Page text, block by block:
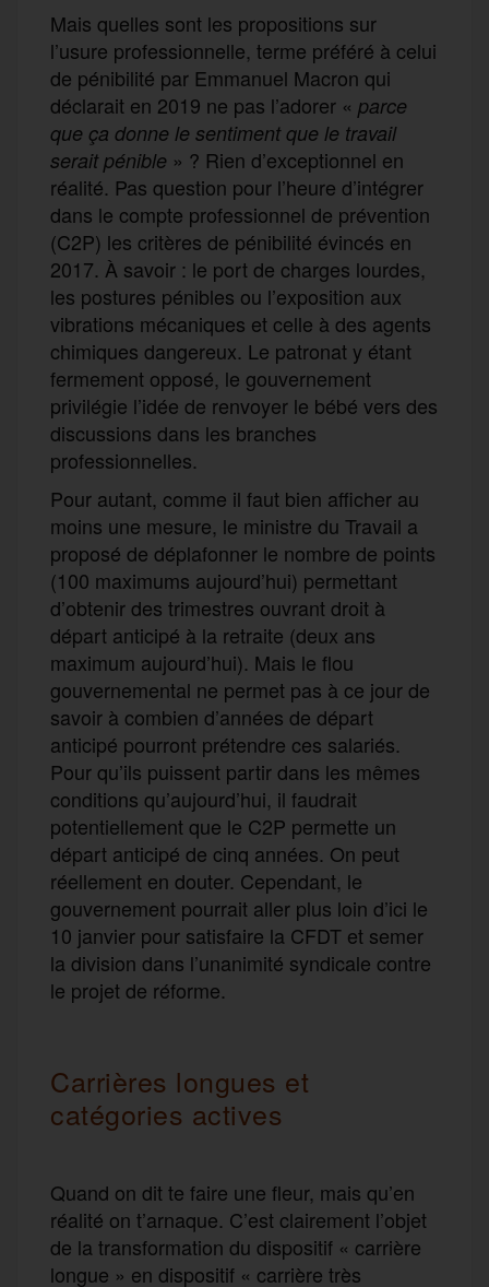
Mais quelles sont les propositions sur
l’usure professionnelle, terme préféré à celui
de pénibilité par Emmanuel Macron qui
déclarait en 2019 ne pas l’adorer « parce
que ça donne le sentiment que le travail
serait pénible » ? Rien d’exceptionnel en
réalité. Pas question pour l’heure d’intégrer
dans le compte professionnel de prévention
(C2P) les critères de pénibilité évincés en
2017. À savoir : le port de charges lourdes,
les postures pénibles ou l’exposition aux
vibrations mécaniques et celle à des agents
chimiques dangereux. Le patronat y étant
fermement opposé, le gouvernement
privilégie l’idée de renvoyer le bébé vers des
discussions dans les branches
professionnelles.
Pour autant, comme il faut bien afficher au
moins une mesure, le ministre du Travail a
proposé de déplafonner le nombre de points
(100 maximums aujourd’hui) permettant
d’obtenir des trimestres ouvrant droit à
départ anticipé à la retraite (deux ans
maximum aujourd’hui). Mais le flou
gouvernemental ne permet pas à ce jour de
savoir à combien d’années de départ
anticipé pourront prétendre ces salariés.
Pour qu’ils puissent partir dans les mêmes
conditions qu’aujourd’hui, il faudrait
potentiellement que le C2P permette un
départ anticipé de cinq années. On peut
réellement en douter. Cependant, le
gouvernement pourrait aller plus loin d’ici le
10 janvier pour satisfaire la CFDT et semer
la division dans l’unanimité syndicale contre
le projet de réforme.
Carrières longues et
catégories actives
Quand on dit te faire une fleur, mais qu’en
réalité on t’arnaque. C’est clairement l’objet
de la transformation du dispositif « carrière
longue » en dispositif « carrière très